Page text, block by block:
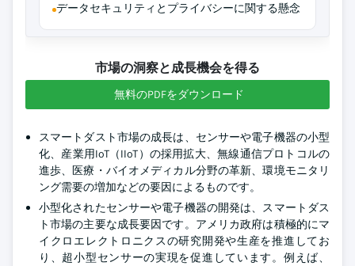
データセキュリティとプライバシーに関する懸念
市場の洞察と成長機会を得る
無料のPDFをダウンロード
スマートダスト市場の成長は、センサーや電子機器の小型
化、産業用IoT（IIoT）の採用拡大、無線通信プロトコルの
進歩、医療・バイオメディカル分野の革新、環境モニタリ
ング需要の増加などの要因によるものです。
小型化されたセンサーや電子機器の開発は、スマートダス
ト市場の主要な成長要因です。アメリカ政府は積極的にマ
イクロエレクトロニクスの研究開発や生産を推進してお
り、超小型センサーの実現を促進しています。例えば、